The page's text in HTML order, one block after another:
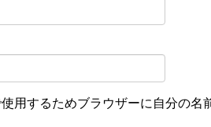
用するためブラウザーに自分の名